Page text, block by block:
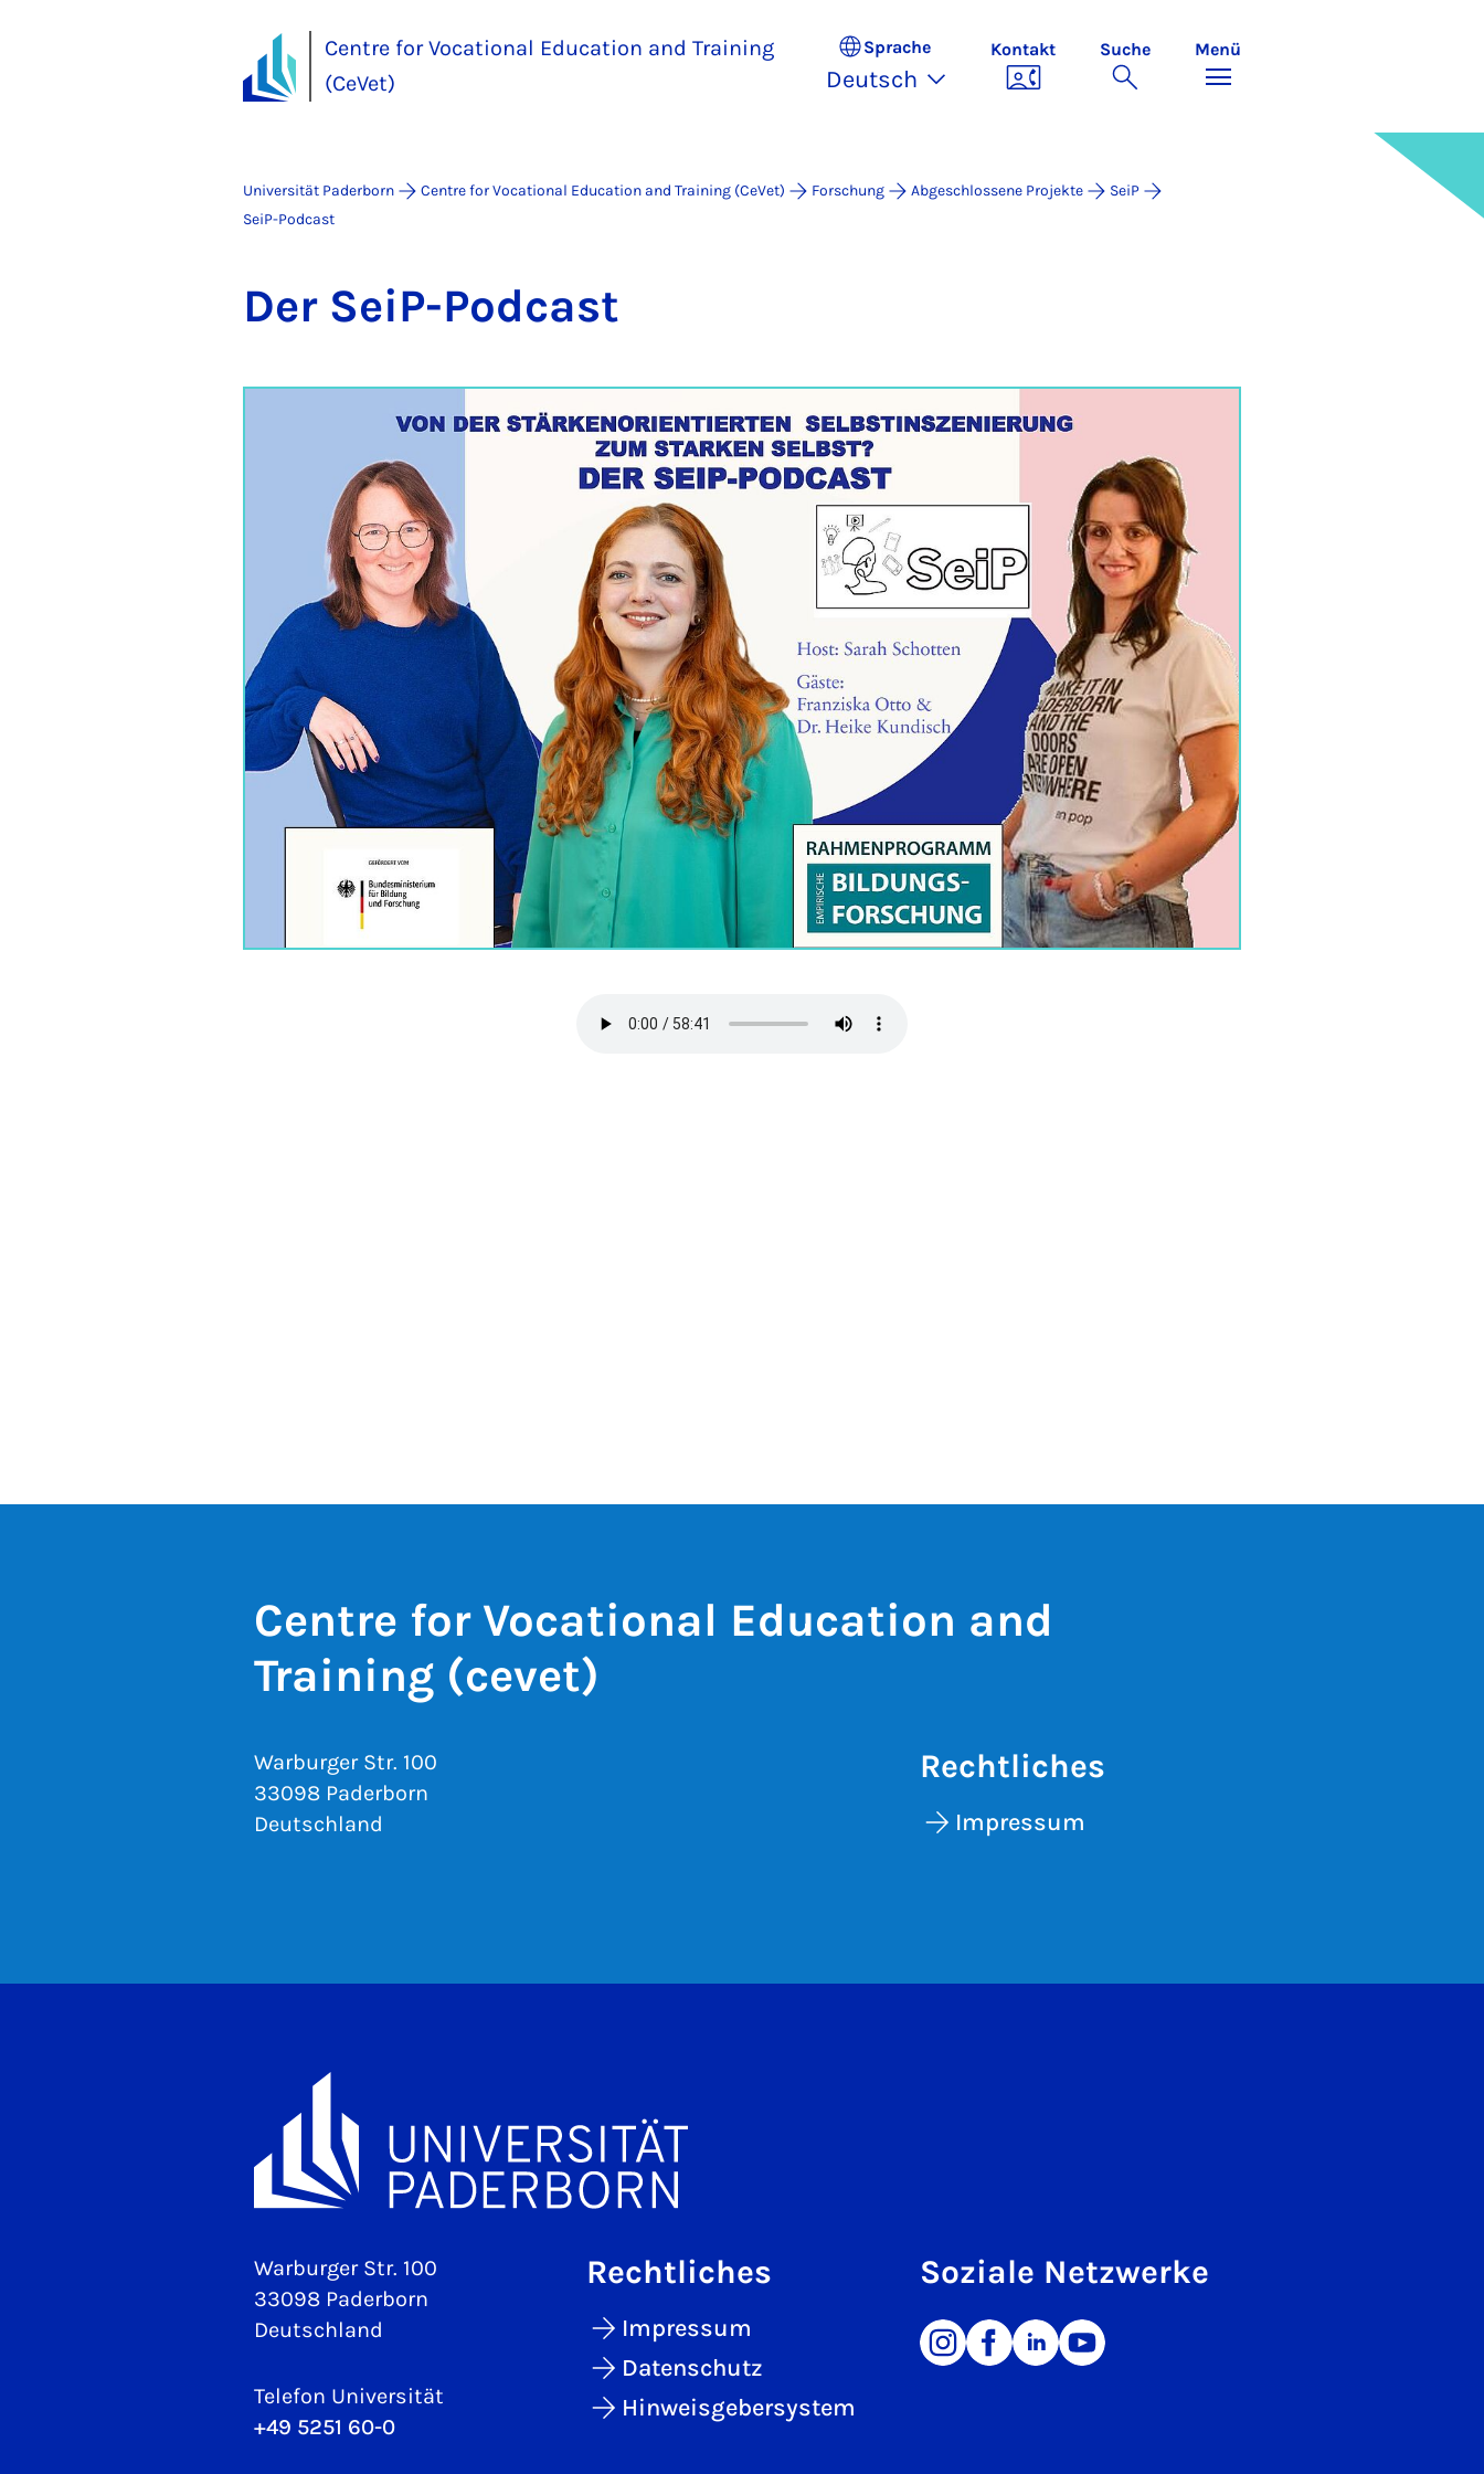
Centre for Vocational Education and Training
(CeVet)
Sprache
Deutsch
Kontakt Suche Menü
Universität Paderborn Centre for Vocational Education and Training (CeVet) Forschung Abgeschlossene Projekte
SeiP
SeiP-Podcast
Der SeiP-Pod­cast
Centre for Vocational Education and
Training (cevet)
Warburger Str. 100
33098 Paderborn
Deutschland
Rechtliches
Impressum
Warburger Str. 100
33098 Paderborn
Deutschland
Telefon Universität
+49 5251 60-0
Rechtliches
Impressum
Datenschutz
Hinweisgebersystem
Soziale Netzwerke